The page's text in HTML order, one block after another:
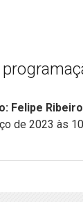
Felipe Ribeiro
de 2023 às